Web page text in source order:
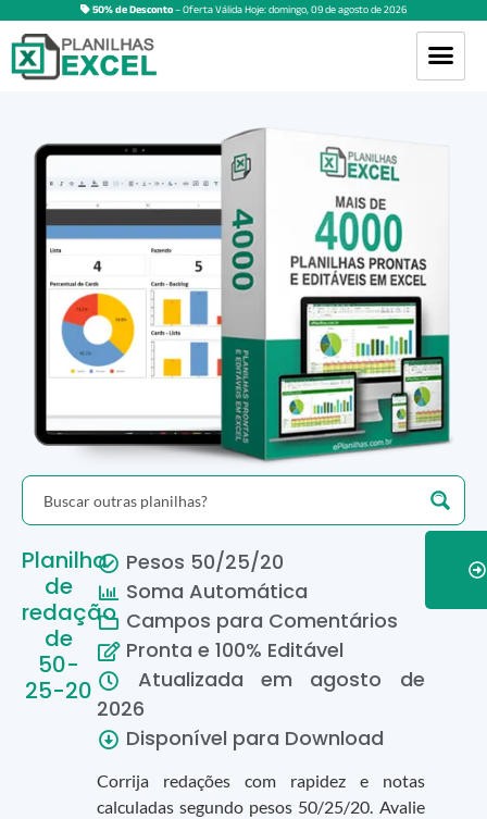
50% de Desconto– Oferta Válida Hoje:domingo,09deagostode2026
Planilha
de
redação
de
50-
25-20
Pesos 50/25/20
Soma Automática
Campos para Comentários
Pronta e 100% Editável
Atualizada em agosto de
2026
Disponível para Download
Corrija redações com rapidez e notas
calculadas segundo pesos 50/25/20. Avalie